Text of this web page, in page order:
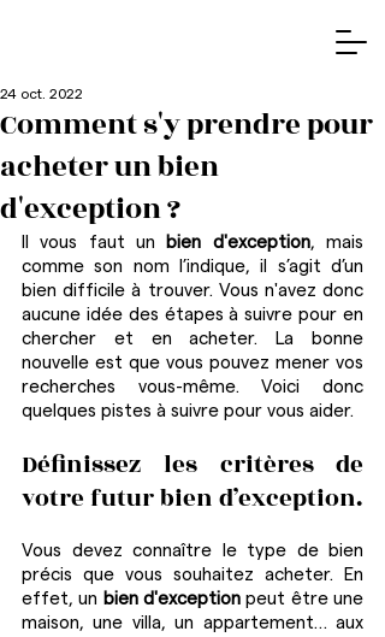
Comment s'y prendre pour
acheter un bien
d'exception ?
24 oct. 2022
Il vous faut un bien d'exception, mais
comme son nom l’indique, il s’agit d’un
bien difficile à trouver. Vous n'avez donc
aucune idée des étapes à suivre pour en
chercher et en acheter. La bonne
nouvelle est que vous pouvez mener vos
recherches vous-même. Voici donc
quelques pistes à suivre pour vous aider.
Définissez les critères de
votre futur bien d’exception.
Vous devez connaître le type de bien
précis que vous souhaitez acheter. En
effet, un bien d'exception peut être une
maison, une villa, un appartement… aux